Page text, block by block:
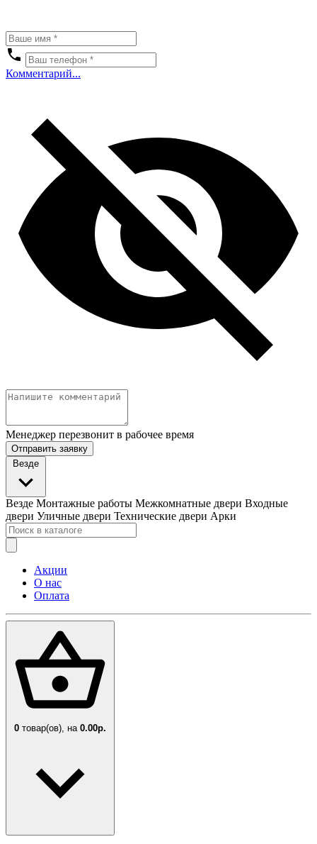
Комментарий...
Менеджер перезвонит в рабочее время
Отправить заявку
Везде
Везде Монтажные работы Межкомнатные двери Входные
двери Уличные двери Технические двери Арки
Акции
О нас
Оплата
0 товар(ов), на 0.00р.